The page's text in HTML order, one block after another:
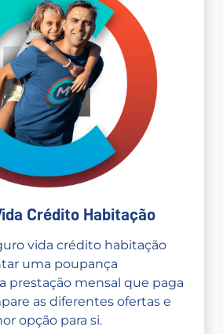
Crédito Habitação
vida crédito habitação
uma poupança
prestação mensal que paga
as diferentes ofertas e
opção para si.